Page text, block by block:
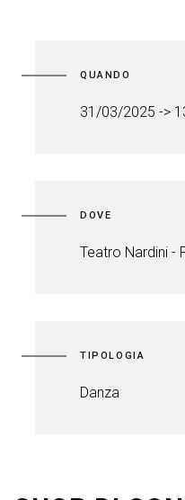
QUANDO
31/03/2025 ->
DOVE
Teatro Nardini -
TIPOLOGIA
Danza